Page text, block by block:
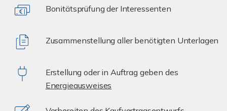
Bonitätsprüfung der Interessenten
Zusammenstellung aller benötigten Unterlagen
Erstellung oder in Auftrag geben des
Energieausweises